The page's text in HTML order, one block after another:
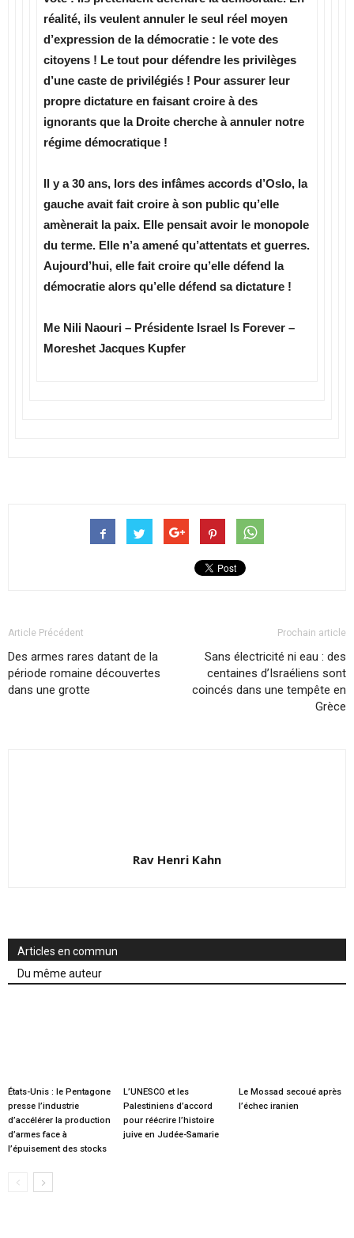
réalité, ils veulent annuler le seul réel moyen
d’expression de la démocratie : le vote des
citoyens ! Le tout pour défendre les privilèges
d’une caste de privilégiés ! Pour assurer leur
propre dictature en faisant croire à des
ignorants que la Droite cherche à annuler notre
régime démocratique !
Il y a 30 ans, lors des infâmes accords d’Oslo, la
gauche avait fait croire à son public qu’elle
amènerait la paix. Elle pensait avoir le monopole
du terme. Elle n’a amené qu’attentats et guerres.
Aujourd’hui, elle fait croire qu’elle défend la
démocratie alors qu’elle défend sa dictature !
Me Nili Naouri – Présidente Israel Is Forever –
Moreshet Jacques Kupfer
Article Précédent
Des armes rares datant de la
période romaine découvertes
dans une grotte
Prochain article
Sans électricité ni eau : des
centaines d’Israéliens sont
coincés dans une tempête en
Grèce
Rav Henri Kahn
Articles en commun
Du même auteur
États-Unis : le Pentagone
presse l’industrie
d’accélérer la production
d’armes face à
l’épuisement des stocks
L’UNESCO et les
Palestiniens d’accord
pour réécrire l’histoire
juive en Judée-Samarie
Le Mossad secoué après
l’échec iranien